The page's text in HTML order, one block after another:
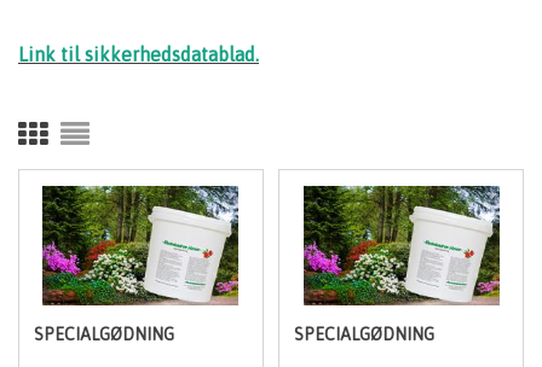
Link til sikkerhedsdatablad.
SPECIALGØDNING SPECIALGØDNING